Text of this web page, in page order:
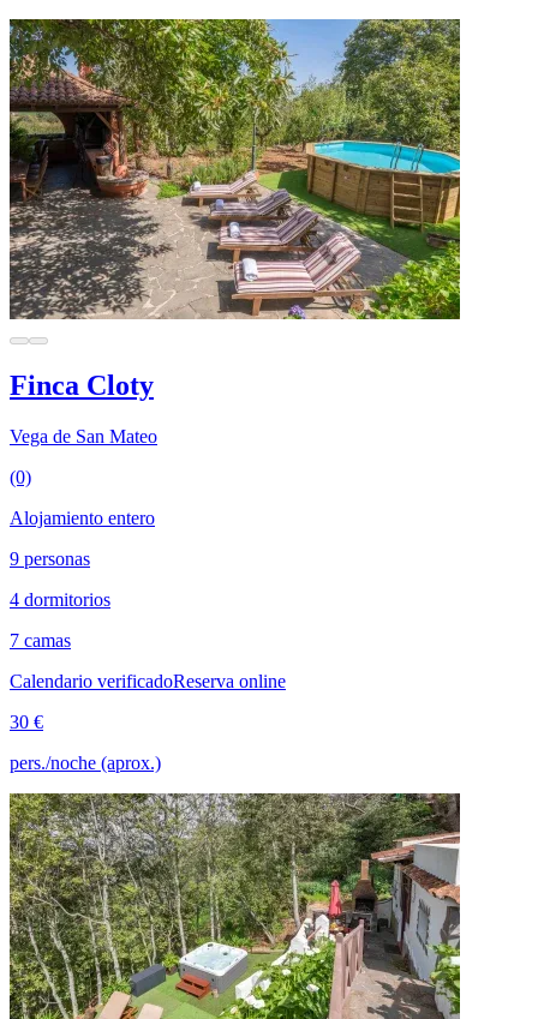
Finca Cloty
Vega de San Mateo
(0)
Alojamiento entero
9 personas
4 dormitorios
7 camas
Calendario verificadoReserva online
30 €
pers./noche (aprox.)